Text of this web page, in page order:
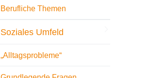
Berufliche Themen
Soziales Umfeld
„Alltagsprobleme“